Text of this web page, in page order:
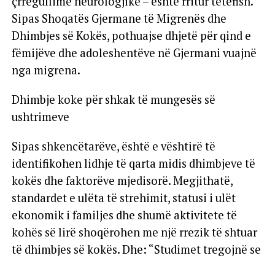
Sipas Shoqatës Gjermane të Migrenës dhe
Dhimbjes së Kokës, pothuajse dhjetë për qind e
fëmijëve dhe adoleshentëve në Gjermani vuajnë
nga migrena.
Dhimbje koke për shkak të mungesës së
ushtrimeve
Sipas shkencëtarëve, është e vështirë të
identifikohen lidhje të qarta midis dhimbjeve të
kokës dhe faktorëve mjedisorë. Megjithatë,
standardet e ulëta të strehimit, statusi i ulët
ekonomik i familjes dhe shumë aktivitete të
kohës së lirë shoqërohen me një rrezik të shtuar
të dhimbjes së kokës. Dhe: “Studimet tregojnë se